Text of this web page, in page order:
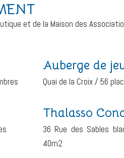
et de la Maison des
Auberge de
Quai de la Croix / 56
Thalasso
36 Rue des Sables
40m2